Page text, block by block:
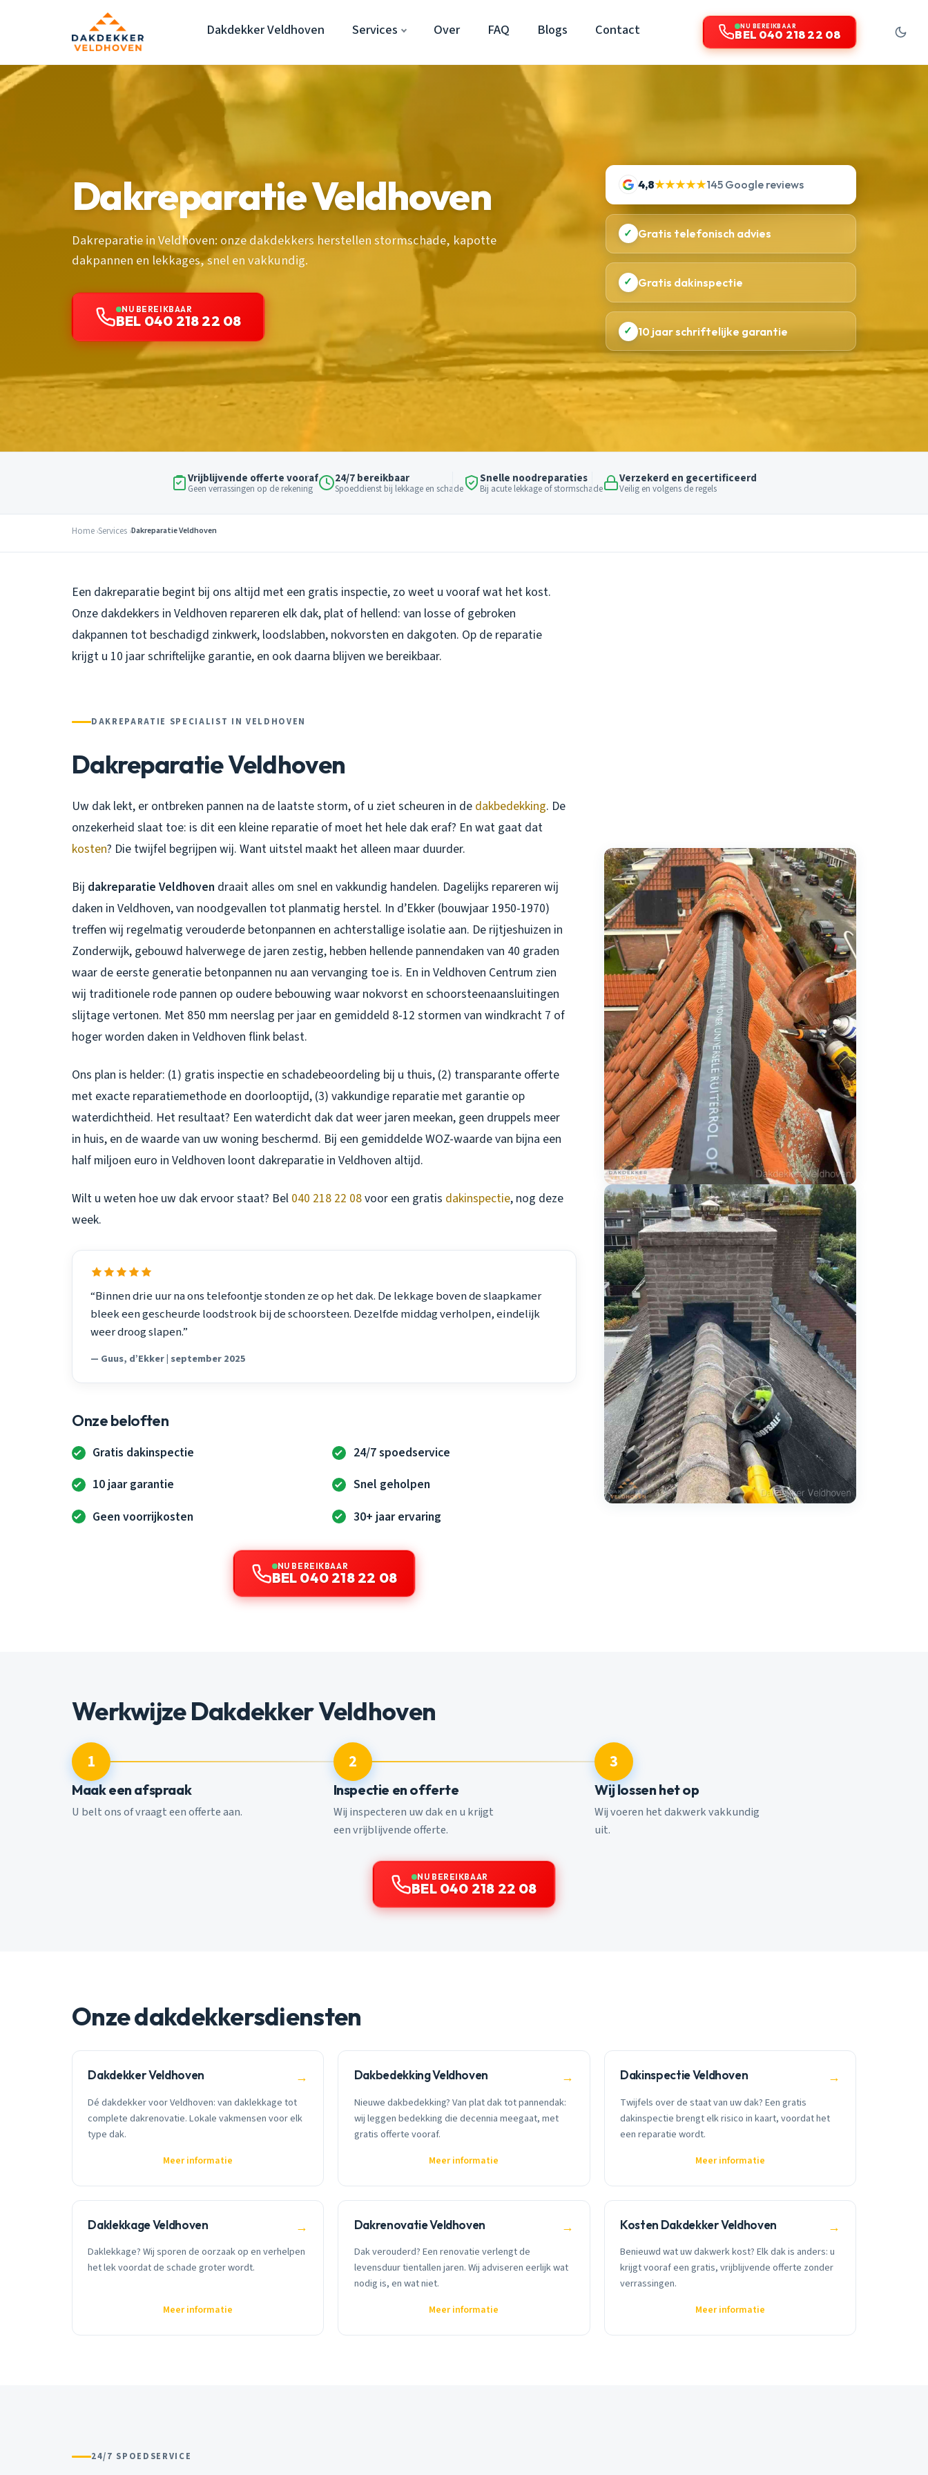
Dakdekker Veldhoven Services Over FAQ Blogs Contact NU BEREIKBAAR
BEL 040 218 22 08
Dakreparatie Veldhoven
Dakreparatie in Veldhoven: onze dakdekkers herstellen stormschade, kapotte
dakpannen en lekkages, snel en vakkundig.
NU BEREIKBAAR
BEL 040 218 22 08
4,8★★★★★145 Google reviews
✓ Gratis telefonisch advies
✓ Gratis dakinspectie
✓ 10 jaar schriftelijke garantie
Vrijblijvende offerte vooraf
Geen verrassingen op de rekening
24/7 bereikbaar
Spoeddienst bij lekkage en schade
Snelle noodreparaties
Bij acute lekkage of stormschade
Verzekerd en gecertificeerd
Veilig en volgens de regels
Home Services Dakreparatie Veldhoven
Een dakreparatie begint bij ons altijd met een gratis inspectie, zo weet u vooraf wat het kost.
Onze dakdekkers in Veldhoven repareren elk dak, plat of hellend: van losse of gebroken
dakpannen tot beschadigd zinkwerk, loodslabben, nokvorsten en dakgoten. Op de reparatie
krijgt u 10 jaar schriftelijke garantie, en ook daarna blijven we bereikbaar.
DAKREPARATIE SPECIALIST IN VELDHOVEN
Dakreparatie Veldhoven
Uw dak lekt, er ontbreken pannen na de laatste storm, of u ziet scheuren in de dakbedekking. De
onzekerheid slaat toe: is dit een kleine reparatie of moet het hele dak eraf? En wat gaat dat
kosten? Die twijfel begrijpen wij. Want uitstel maakt het alleen maar duurder.
Bij dakreparatie Veldhoven draait alles om snel en vakkundig handelen. Dagelijks repareren wij
daken in Veldhoven, van noodgevallen tot planmatig herstel. In d’Ekker (bouwjaar 1950-1970)
treffen wij regelmatig verouderde betonpannen en achterstallige isolatie aan. De rijtjeshuizen in
Zonderwijk, gebouwd halverwege de jaren zestig, hebben hellende pannendaken van 40 graden
waar de eerste generatie betonpannen nu aan vervanging toe is. En in Veldhoven Centrum zien
wij traditionele rode pannen op oudere bebouwing waar nokvorst en schoorsteenaansluitingen
slijtage vertonen. Met 850 mm neerslag per jaar en gemiddeld 8-12 stormen van windkracht 7 of
hoger worden daken in Veldhoven flink belast.
Ons plan is helder: (1) gratis inspectie en schadebeoordeling bij u thuis, (2) transparante offerte
met exacte reparatiemethode en doorlooptijd, (3) vakkundige reparatie met garantie op
waterdichtheid. Het resultaat? Een waterdicht dak dat weer jaren meekan, geen druppels meer
in huis, en de waarde van uw woning beschermd. Bij een gemiddelde WOZ-waarde van bijna een
half miljoen euro in Veldhoven loont dakreparatie in Veldhoven altijd.
Wilt u weten hoe uw dak ervoor staat? Bel 040 218 22 08voor een gratis dakinspectie, nog deze
week.
“Binnen drie uur na ons telefoontje stonden ze op het dak. De lekkage boven de slaapkamer
bleek een gescheurde loodstrook bij de schoorsteen. Dezelfde middag verholpen, eindelijk
weer droog slapen.”
— Guus, d’Ekker | september 2025
Onze beloften
Gratis dakinspectie
24/7 spoedservice
10 jaar garantie
Snel geholpen
Geen voorrijkosten
30+ jaar ervaring
NU BEREIKBAAR
BEL 040 218 22 08
Werkwijze Dakdekker Veldhoven
1
Maak een afspraak
U belt ons of vraagt een offerte aan.
2
Inspectie en offerte
Wij inspecteren uw dak en u krijgt
een vrijblijvende offerte.
3
Wij lossen het op
Wij voeren het dakwerk vakkundig
uit.
NU BEREIKBAAR
BEL 040 218 22 08
Onze dakdekkersdiensten
Dakdekker Veldhoven →
Dé dakdekker voor Veldhoven: van daklekkage tot
complete dakrenovatie. Lokale vakmensen voor elk
type dak.
Meer informatie
Dakbedekking Veldhoven →
Nieuwe dakbedekking? Van plat dak tot pannendak:
wij leggen bedekking die decennia meegaat, met
gratis offerte vooraf.
Meer informatie
Dakinspectie Veldhoven →
Twijfels over de staat van uw dak? Een gratis
dakinspectie brengt elk risico in kaart, voordat het
een reparatie wordt.
Meer informatie
Daklekkage Veldhoven →
Daklekkage? Wij sporen de oorzaak op en verhelpen
het lek voordat de schade groter wordt.
Meer informatie
Dakrenovatie Veldhoven →
Dak verouderd? Een renovatie verlengt de
levensduur tientallen jaren. Wij adviseren eerlijk wat
nodig is, en wat niet.
Meer informatie
Kosten Dakdekker Veldhoven →
Benieuwd wat uw dakwerk kost? Elk dak is anders: u
krijgt vooraf een gratis, vrijblijvende offerte zonder
verrassingen.
Meer informatie
24/7 SPOEDSERVICE